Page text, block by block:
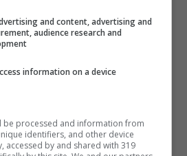
quest’ultimo caso
per il nostro corpo.
and content, advertising and
audience research and
information on a device
be processed and information from
identifiers, and other device
accessed by and shared with 319